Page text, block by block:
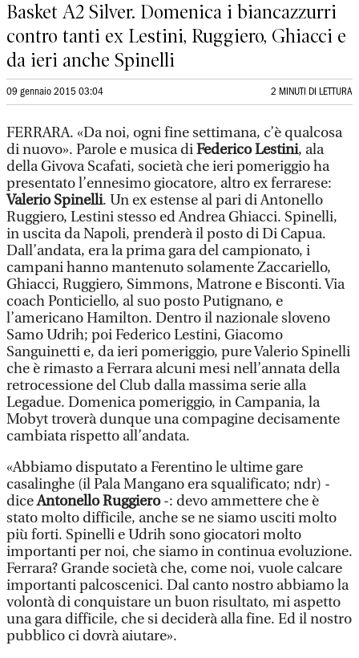
Basket A2 Silver. Domenica i biancazzurri
contro tanti ex Lestini, Ruggiero, Ghiacci e
da ieri anche Spinelli
09 gennaio 2015 03:04 2 MINUTI DI LETTURA
FERRARA. «Da noi, ogni fine settimana, c’è qualcosa
di nuovo». Parole e musica diFederico Lestini, ala
della Givova Scafati, società che ieri pomeriggio ha
presentato l’ennesimo giocatore, altro ex ferrarese:
Valerio Spinelli. Un ex estense al pari di Antonello
Ruggiero, Lestini stesso ed Andrea Ghiacci. Spinelli,
in uscita da Napoli, prenderà il posto di Di Capua.
Dall’andata, era la prima gara del campionato, i
campani hanno mantenuto solamente Zaccariello,
Ghiacci, Ruggiero, Simmons, Matrone e Bisconti. Via
coach Ponticiello, al suo posto Putignano, e
l’americano Hamilton. Dentro il nazionale sloveno
Samo Udrih; poi Federico Lestini, Giacomo
Sanguinetti e, da ieri pomeriggio, pure Valerio Spinelli
che è rimasto a Ferrara alcuni mesi nell’annata della
retrocessione del Club dalla massima serie alla
Legadue. Domenica pomeriggio, in Campania, la
Mobyt troverà dunque una compagine decisamente
cambiata rispetto all’andata.
«Abbiamo disputato a Ferentino le ultime gare
casalinghe (il Pala Mangano era squalificato; ndr) -
diceAntonello Ruggiero-: devo ammettere che è
stato molto difficile, anche se ne siamo usciti molto
più forti. Spinelli e Udrih sono giocatori molto
importanti per noi, che siamo in continua evoluzione.
Ferrara? Grande società che, come noi, vuole calcare
importanti palcoscenici. Dal canto nostro abbiamo la
volontà di conquistare un buon risultato, mi aspetto
una gara difficile, che si deciderà alla fine. Ed il nostro
pubblico ci dovrà aiutare».